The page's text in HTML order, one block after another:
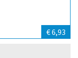
€ 6,93